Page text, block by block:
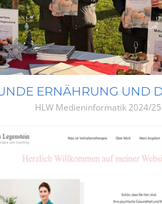
HLW Medieninformatik2024/25